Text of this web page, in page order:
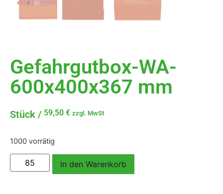
Gefahrgutbox-WA-
600x400x367 mm
59,50 € zzgl. MwSt
1000 vorrätig
In den Warenkorb